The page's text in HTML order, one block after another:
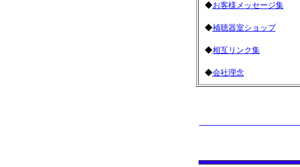
◆お客様メッセージ集
◆補聴器室ショップ
◆相互リンク集
◆会社理念